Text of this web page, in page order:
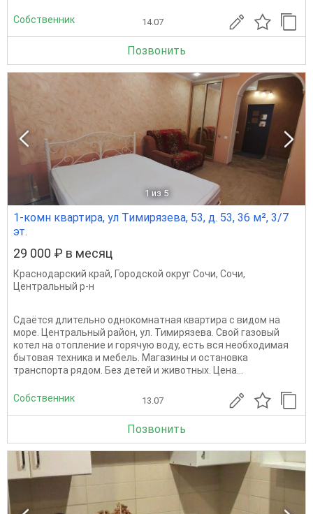
Собственник 14.07
Позвонить
1 из 5
1-комн квартира, ул Тимирязева, 53, д. 53, 36 м², 3/7
эт.
29 000 ₽ в месяц
Краснодарский край, Городской округ Сочи, Сочи,
Центральный р-н
Сдаётся длительно однокомнатная квартира с видом на
море. Центральный район, ул. Тимирязева. Свой газовый
котел на отопление и горячую воду, есть вся необходимая
бытовая техника и мебель. Магазины и остановка
транспорта рядом. Без детей и животных. Цена...
Собственник 13.07
Позвонить